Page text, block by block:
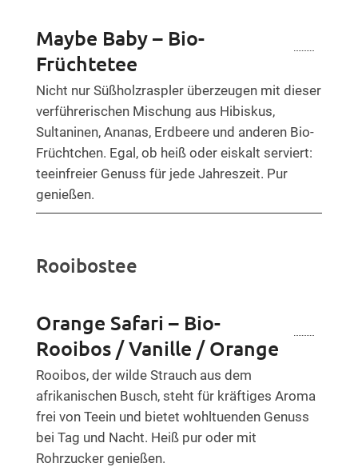
Maybe Baby – Bio-
Früchtetee
Nicht nur Süßholzraspler überzeugen mit dieser
verführerischen Mischung aus Hibiskus,
Sultaninen, Ananas, Erdbeere und anderen Bio-
Früchtchen. Egal, ob heiß oder eiskalt serviert:
teeinfreier Genuss für jede Jahreszeit. Pur
genießen.
Rooibostee
Orange Safari – Bio-
Rooibos / Vanille / Orange
Rooibos, der wilde Strauch aus dem
afrikanischen Busch, steht für kräftiges Aroma
frei von Teein und bietet wohltuenden Genuss
bei Tag und Nacht. Heiß pur oder mit
Rohrzucker genießen.